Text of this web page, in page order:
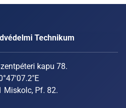
Technikum
kapu 78.
Miskolc, Pf. 82.